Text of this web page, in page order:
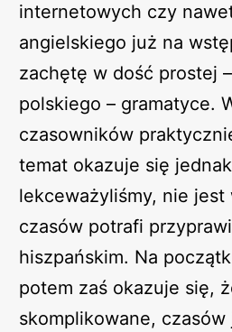
internetowych czy
angielskiego już na
zachętę w dość prostej
polskiego – gramatyce.
czasowników
temat okazuje się
lekceważyliśmy, nie
czasów potrafi
hiszpańskim. Na
potem zaś okazuje się,
skomplikowane,